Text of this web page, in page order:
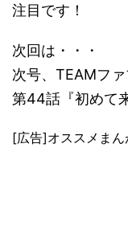
注目です！
次回は・・・
次号、TEAMフ
第44話『初めて
[広告]オススメまん